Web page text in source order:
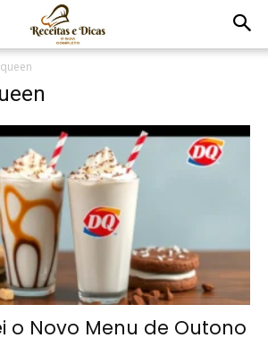
o Novo Menu de Outono